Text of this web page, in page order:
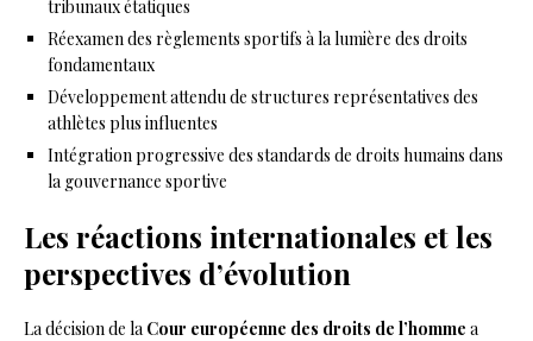
tribunaux étatiques
Réexamen des règlements sportifs à la lumière des droits
fondamentaux
Développement attendu de structures représentatives des
athlètes plus influentes
Intégration progressive des standards de droits humains dans
la gouvernance sportive
Les réactions internationales et les
perspectives d’évolution
La décision de la Cour européenne des droits de l’homme a